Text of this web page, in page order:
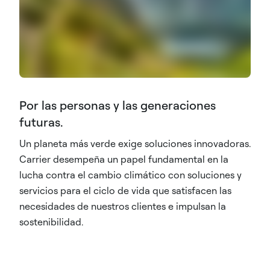
Por las personas y las generaciones
futuras.
Un planeta más verde exige soluciones innovadoras.
Carrier desempeña un papel fundamental en la
lucha contra el cambio climático con soluciones y
servicios para el ciclo de vida que satisfacen las
necesidades de nuestros clientes e impulsan la
sostenibilidad.